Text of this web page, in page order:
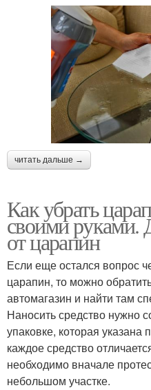
читать дальше →
Как убрать
своими руками.
от царапин
Если еще остался вопрос
царапин, то можно
автомагазин и найти там
Наносить средство нужно
упаковке, которая указана
каждое средство
необходимо вначале
небольшом участке.